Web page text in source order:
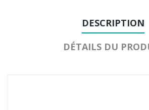
DESCRIPTION
DÉTAILS DU